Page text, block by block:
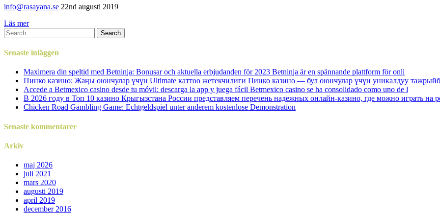
info@rasayana.se 22nd augusti 2019
Läs mer
Senaste inläggen
Maximera din speltid med Betninja: Bonusar och aktuella erbjudanden för 2023 Betninja är en spännande plattform för onli
Пинко казино: Жаңы оюнчулар үчүн Ultimate каттоо жетекчилиги Пинко казино — бул оюнчулар үчүн уникалдуу
Accede a Betmexico casino desde tu móvil: descarga la app y juega fácil Betmexico casino se ha consolidado como uno de l
В 2026 году в Топ 10 казино Крыгызстана России представляем перечень надежных онлайн-казино, где можно играть на
Chicken Road Gambling Game: Echtgeldspiel unter anderem kostenlose Demonstration
Senaste kommentarer
Arkiv
maj 2026
juli 2021
mars 2020
augusti 2019
april 2019
december 2016